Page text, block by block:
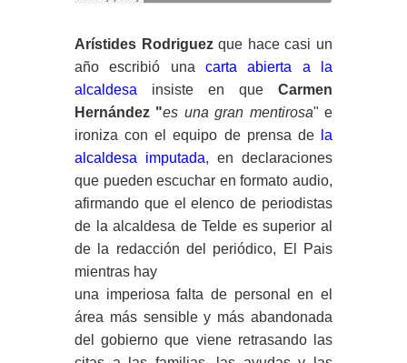
Arístides Rodriguezque hace casi un
año escribió una carta abierta a la
alcaldesa insiste en que Carmen
Hernández "es una gran mentirosa" e
ironiza con el equipo de prensa de
la
alcaldesa imputada, en declaraciones
que pueden escuchar en formato audio,
afirmando que el elenco de periodistas
de la alcaldesa de Telde es superior al
de la redacción del periódico, El Pais
mientras hay
una imperiosa falta de personal en el
área más sensible y más abandonada
del gobierno que viene retrasando las